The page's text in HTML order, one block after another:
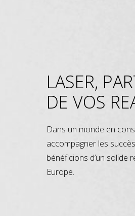
LASER,
DE VOS
Dans un monde en
accompagner les
bénéficions d’un solide
Europe.